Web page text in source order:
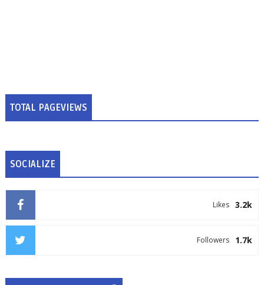
TOTAL PAGEVIEWS
SOCIALIZE
3.2k
Likes
1.7k
Followers